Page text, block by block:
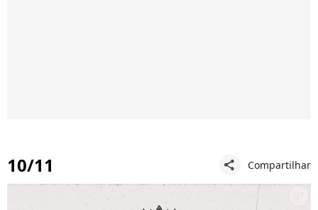
10/11 share Compartilhar